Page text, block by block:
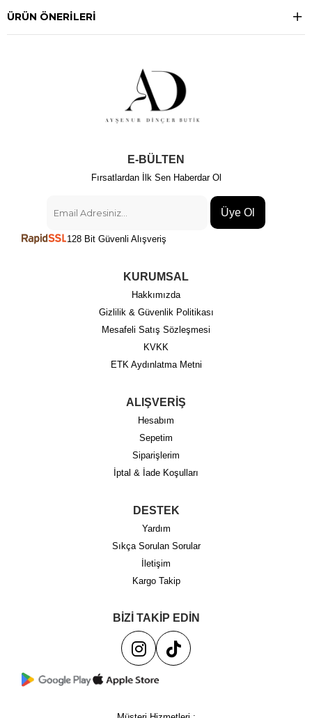
ÜRÜN ÖNERILERI
E-BÜLTEN
Fırsatlardan İlk Sen Haberdar Ol
Üye Ol
128 Bit Güvenli Alışveriş
KURUMSAL
Hakkımızda
Gizlilik & Güvenlik Politikası
Mesafeli Satış Sözleşmesi
KVKK
ETK Aydınlatma Metni
ALIŞVERİŞ
Hesabım
Sepetim
Siparişlerim
İptal & İade Koşulları
DESTEK
Yardım
Sıkça Sorulan Sorular
İletişim
Kargo Takip
BİZİ TAKİP EDİN